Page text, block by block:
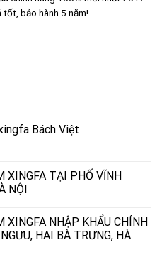
tốt, bảo hành 5 năm!
Bách Việt
XINGFA TẠI PHỐ VĨNH
NỘI
XINGFA NHẬP KHẨU CHÍNH
HAI BÀ TRƯNG, HÀ